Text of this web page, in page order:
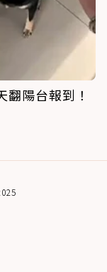
陽台報到！